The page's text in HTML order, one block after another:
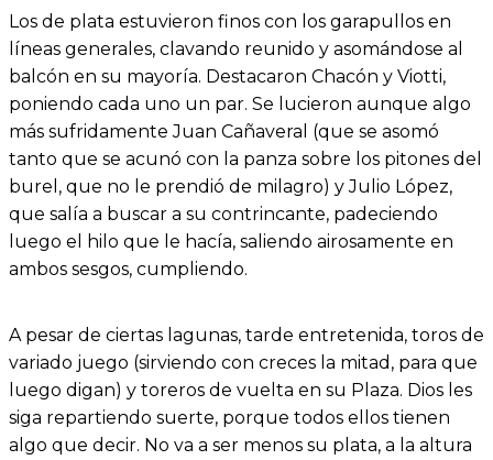
Los de plata estuvieron finos con los garapullos en
líneas generales, clavando reunido y asomándose al
balcón en su mayoría. Destacaron Chacón y Viotti,
poniendo cada uno un par. Se lucieron aunque algo
más sufridamente Juan Cañaveral (que se asomó
tanto que se acunó con la panza sobre los pitones del
burel, que no le prendió de milagro) y Julio López,
que salía a buscar a su contrincante, padeciendo
luego el hilo que le hacía, saliendo airosamente en
ambos sesgos, cumpliendo.
A pesar de ciertas lagunas, tarde entretenida, toros de
variado juego (sirviendo con creces la mitad, para que
luego digan) y toreros de vuelta en su Plaza. Dios les
siga repartiendo suerte, porque todos ellos tienen
algo que decir. No va a ser menos su plata, a la altura